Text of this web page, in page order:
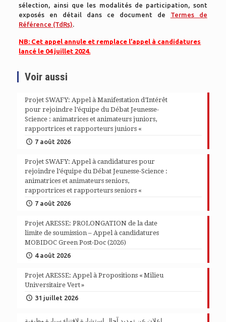
sélection, ainsi que les modalités de participation, sont
exposés en détail dans ce document de Termes de
Référence (TdRs).
NB: Cet appel annule et remplace l’appel à candidatures
lancé le 04 juillet 2024.
Voir aussi
Projet SWAFY: Appel à Manifestation d’Intérêt
pour rejoindre l’équipe du Débat Jeunesse-
Science : animatrices et animateurs juniors,
rapportrices et rapporteurs juniors «
7 août 2026
Projet SWAFY: Appel à candidatures pour
rejoindre l’équipe du Débat Jeunesse-Science :
animatrices et animateurs seniors,
rapportrices et rapporteurs seniors «
7 août 2026
Projet ARESSE: PROLONGATION de la date
limite de soumission – Appel à candidatures
MOBIDOC Green Post-Doc (2026)
4 août 2026
Projet ARESSE: Appel à Propositions « Milieu
Universitaire Vert »
31 juillet 2026